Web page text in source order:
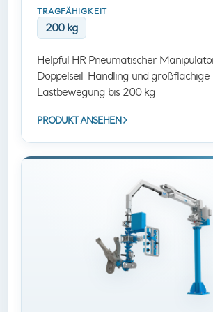
TRAGFÄHIGKEIT
200 kg
Helpful HR Pneumatischer
Doppelseil-Handling und großflächige
Lastbewegung bis 200 kg
PRODUKT ANSEHEN